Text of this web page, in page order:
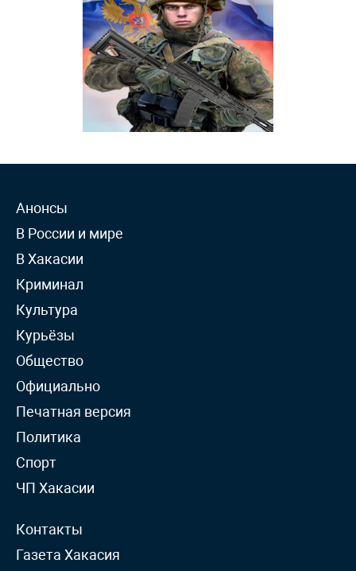
Анонсы
В России и мире
В Хакасии
Криминал
Культура
Курьёзы
Общество
Официально
Печатная версия
Политика
Спорт
ЧП Хакасии
Контакты
Газета Хакасия